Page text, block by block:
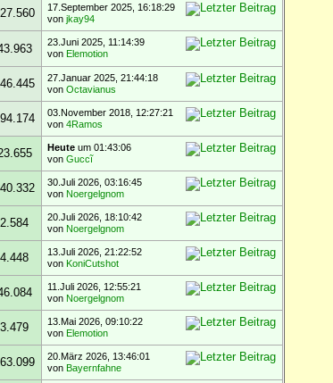
17.September 2025, 16:18:29
vonjkay94
23.Juni 2025, 11:14:39
von Elemotion
27.Januar 2025, 21:44:18
vonOctavianus
03.November 2018, 12:27:21
von4Ramos
Heute um 01:43:06
vonGuccĩ
30.Juli 2026, 03:16:45
von Noergelgnom
2.584
20.Juli 2026, 18:10:42
von Noergelgnom
4.448
13.Juli 2026, 21:22:52
von KoniCutshot
11.Juli 2026, 12:55:21
von Noergelgnom
3.479
13.Mai 2026, 09:10:22
von Elemotion
20.März 2026, 13:46:01
von Bayernfahne